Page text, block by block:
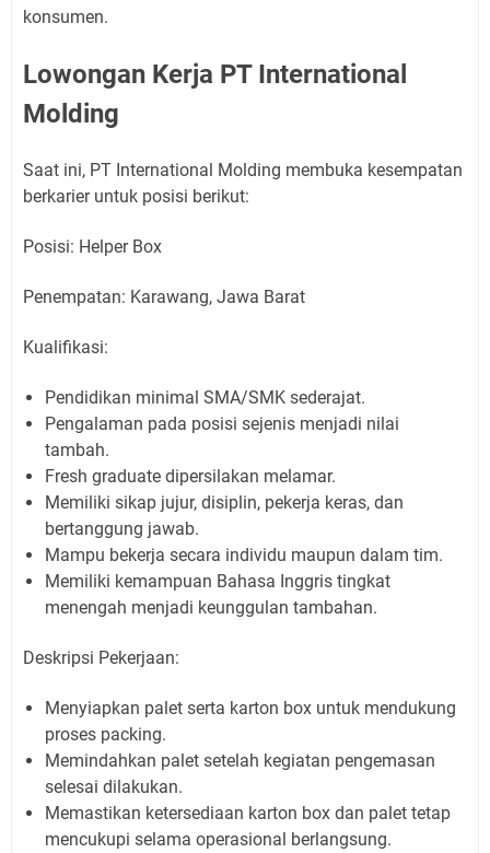
konsumen.
Lowongan Kerja PT International
Molding
Saat ini, PT International Molding membuka kesempatan
berkarier untuk posisi berikut:
Posisi: Helper Box
Penempatan: Karawang, Jawa Barat
Kualifikasi:
Pendidikan minimal SMA/SMK sederajat.
Pengalaman pada posisi sejenis menjadi nilai
tambah.
Fresh graduate dipersilakan melamar.
Memiliki sikap jujur, disiplin, pekerja keras, dan
bertanggung jawab.
Mampu bekerja secara individu maupun dalam tim.
Memiliki kemampuan Bahasa Inggris tingkat
menengah menjadi keunggulan tambahan.
Deskripsi Pekerjaan:
Menyiapkan palet serta karton box untuk mendukung
proses packing.
Memindahkan palet setelah kegiatan pengemasan
selesai dilakukan.
Memastikan ketersediaan karton box dan palet tetap
mencukupi selama operasional berlangsung.